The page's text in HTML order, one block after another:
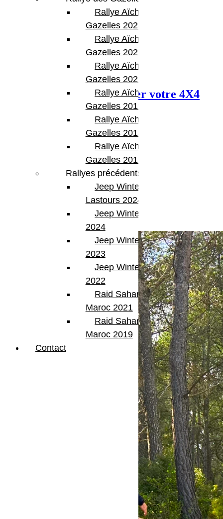
L’Aventura Cup 2025, louer votre 4X4
chez BumperOffroad
Rallye Aïcha des
Gazelles 2023
Rallye Aïcha des
Gazelles 2022
Rallye Aïcha des
Gazelles 2021 -30th
Rallye Aïcha des
Gazelles 2019
Rallye Aïcha des
Gazelles 2018
Rallye Aïcha des
Gazelles 2017
Rallyes précédents
Jeep Winter
Lastours 2024
Jeep Winter Tour
2024
Jeep Winter Tour
2023
Jeep Winter Tour
2022
Raid Sahara Tour
Maroc 2021
Raid Sahara Tour
Maroc 2019
Contact